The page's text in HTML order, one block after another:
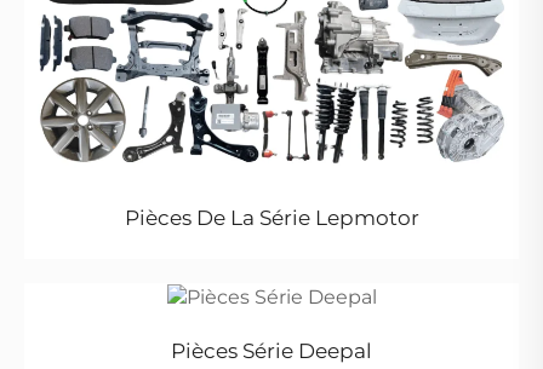
Pièces De La Série Lepmotor
Pièces Série Deepal